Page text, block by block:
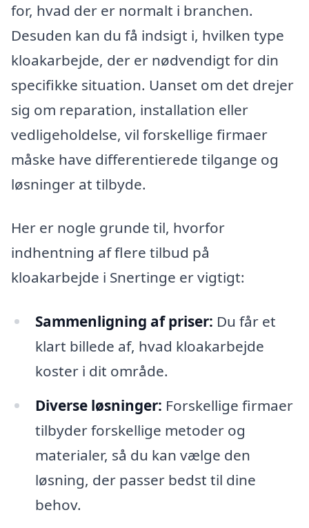
for, hvad der er normalt i branchen.
Desuden kan du få indsigt i, hvilken type
kloakarbejde, der er nødvendigt for din
specifikke situation. Uanset om det drejer
sig om reparation, installation eller
vedligeholdelse, vil forskellige firmaer
måske have differentierede tilgange og
løsninger at tilbyde.
Her er nogle grunde til, hvorfor
indhentning af flere tilbud på
kloakarbejde i Snertinge er vigtigt:
Sammenligning af priser: Du får et
klart billede af, hvad kloakarbejde
koster i dit område.
Diverse løsninger: Forskellige firmaer
tilbyder forskellige metoder og
materialer, så du kan vælge den
løsning, der passer bedst til dine
behov.